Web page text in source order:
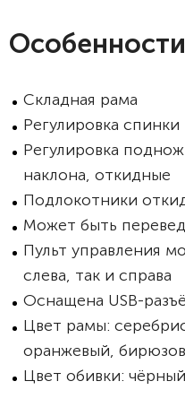
Особенности
Складная рама
Регулировка
Регулировка
наклона, откидные
Подлокотники
Может быть
Пульт управления
слева, так и справа
Оснащена USB-
Цвет рамы:
оранжевый,
Цвет обивки: чёрный